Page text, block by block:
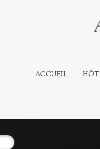
ACCUEIL